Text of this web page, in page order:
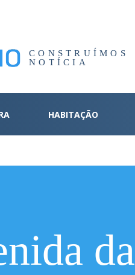
CONSTRUÍMOS
NOTÍCIA
HABITAÇÃO
da